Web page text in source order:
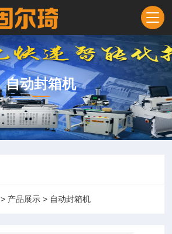
自动封箱机
> 产品展示 > 自动封箱机